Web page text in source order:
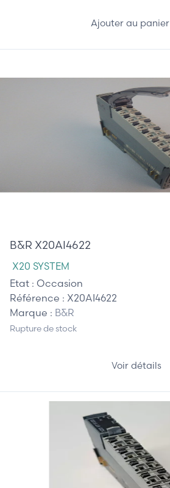
Ajouter au panier
B&R X20AI4622
X20 SYSTEM
Etat : Occasion
Référence : X20AI4622
Marque : B&R
Rupture de stock
Voir détails